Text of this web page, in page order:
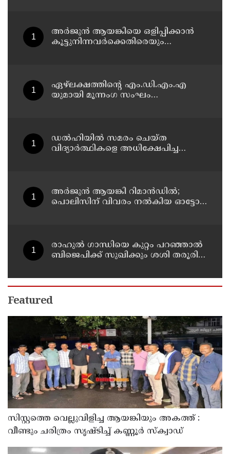
അർജുൻ ആയങ്കിയെ ഒളിപ്പിക്കാൻ
കൂട്ടുനിന്നവർക്കെതിരെയും
ഏഴ്ലക്ഷത്തിൻ്റെ എം.ഡി.എം.എ
യുമായി മൂന്നംഗ സംഘം
ഡൽഹിയിൽ സമരം ചെയ്ത
വിദ്യാർത്ഥികളെ അധിക്ഷേപിച്ച
അര്‍ജുന്‍ ആയങ്കി റിമാന്‍ഡില്‍;
പൊലിസിന് വിവരം നൽകിയ ഓട്ടോ
രാഹുല്‍ ഗാന്ധിയെ കുറ്റം പറഞ്ഞാല്‍
ബിജെപിക്ക് സുഖിക്കും ശശി തരൂരിന്
വേണുഗോപാല്‍
Featured
സിസ്റ്റത്തെ വെല്ലുവിളിച്ച ആയങ്കിയും അകത്ത് :
വീണ്ടും ചരിത്രം സൃഷ്‌ടിച്ച് കണ്ണൂർ സ്‌ക്വാഡ്